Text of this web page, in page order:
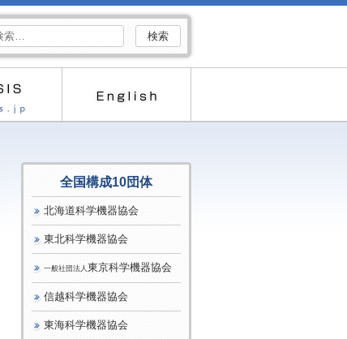
索:
全国構成10団体
北海道科学機器協会
東北科学機器協会
一般社団法人 東京科学機器協会
信越科学機器協会
東海科学機器協会